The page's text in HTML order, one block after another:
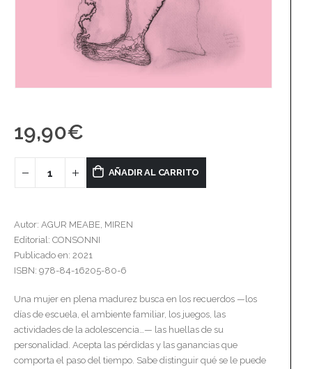
19,90€
AÑADIR AL CARRITO
Autor: AGUR MEABE, MIREN
Editorial: CONSONNI
Publicado en: 2021
ISBN: 978-84-16205-80-6
Una mujer en plena madurez busca en los recuerdos —los
días de escuela, el ambiente familiar, los juegos, las
actividades de la adolescencia…— las huellas de su
personalidad. Acepta las pérdidas y las ganancias que
comporta el paso del tiempo. Sabe distinguir qué se le puede